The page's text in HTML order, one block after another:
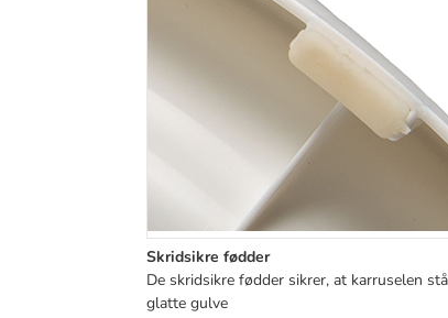
Skridsikre fødder
De skridsikre fødder sikrer, at karruselen
glatte gulve